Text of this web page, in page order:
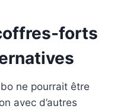
forts
ne pourrait être
avec d’autres